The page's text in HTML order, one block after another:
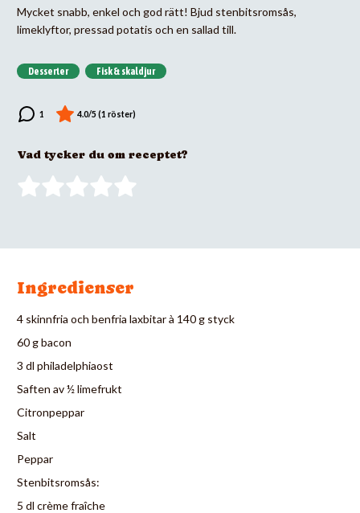
Mycket snabb, enkel och god rätt! Bjud stenbitsromsås,
limeklyftor, pressad potatis och en sallad till.
Desserter Fisk & skaldjur
Vad tycker du om receptet?
Ingredienser
4 skinnfria och benfria laxbitar à 140 g styck
60 g bacon
3 dl philadelphiaost
Saften av ½ limefrukt
Citronpeppar
Salt
Peppar
Stenbitsromsås:
5 dl crème fraîche